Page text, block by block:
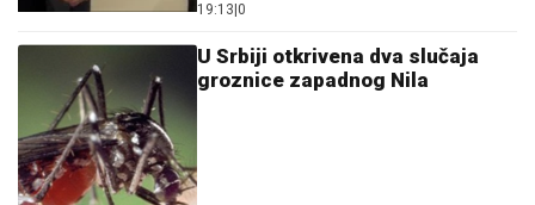
19:13 0
U Srbiji otkrivena dva slučaja
groznice zapadnog Nila